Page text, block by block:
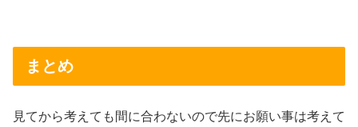
まとめ
見てから考えても間に合わないので先にお願い事は考えて